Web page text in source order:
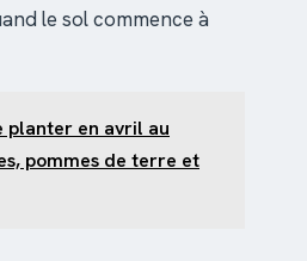
le sol commence à
planter en avril au
pommes de terre et